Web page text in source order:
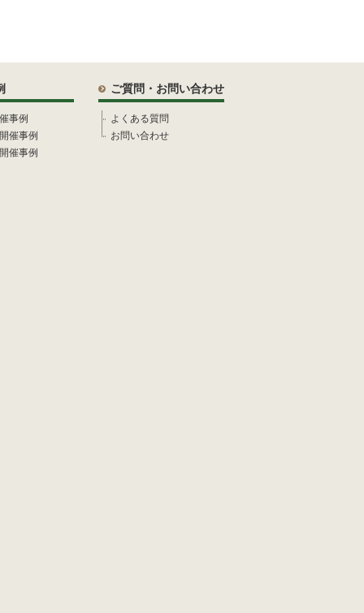
事例
催事例
催事例
ご質問・お問い合わせ
よくある質問
お問い合わせ